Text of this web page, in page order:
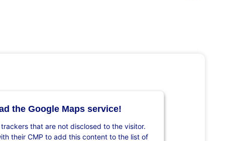
the Google Maps service!
that are not disclosed to the visitor.
their CMP to add this content to the list of